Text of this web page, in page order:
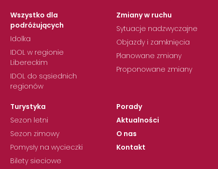
Wszystko dla
podróżujących
Idolka
IDOL w regionie
Libereckim
IDOL do sąsiednich
regionów
Zmiany w ruchu
Sytuacje nadzwyczajne
Objazdy i zamknięcia
Planowane zmiany
Proponowane zmiany
Turystyka
Sezon letni
Sezon zimowy
Pomysły na wycieczki
Bilety sieciowe
Porady
Aktualności
O nas
Kontakt